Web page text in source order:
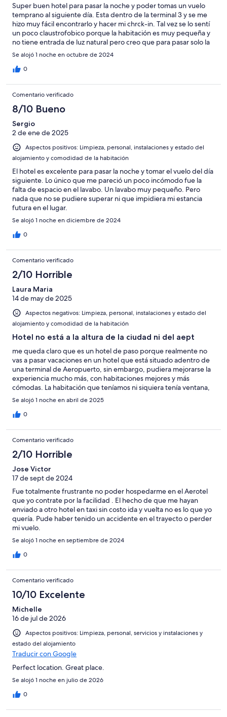
Super buen hotel para pasar la noche y poder tomas un vuelo
temprano al siguiente día. Esta dentro de la terminal 3 y se me
hizo muy fácil encontrarlo y hacer mi chrck-in. Tal vez se lo sentí
un poco claustrofobico porque la habitación es muy pequeña y
no tiene entrada de luz natural pero creo que para pasar solo la
noche estuvo bien.
Se alojó 1 noche en octubre de 2024
0
Comentario verificado
8/10 Bueno
Sergio
2 de ene de 2025
Aspectos positivos: Limpieza, personal, instalaciones y estado del
alojamiento y comodidad de la habitación
El hotel es excelente para pasar la noche y tomar el vuelo del día
siguiente. Lo único que me pareció un poco incómodo fue la
falta de espacio en el lavabo. Un lavabo muy pequeño. Pero
nada que no se pudiere superar ni que impidiera mi estancia
futura en el lugar.
Se alojó 1 noche en diciembre de 2024
0
Comentario verificado
2/10 Horrible
Laura Maria
14 de may de 2025
Aspectos negativos: Limpieza, personal, instalaciones y estado del
alojamiento y comodidad de la habitación
Hotel no está a la altura de la ciudad ni del aept
me queda claro que es un hotel de paso porque realmente no
vas a pasar vacaciones en un hotel que está situado adentro de
una terminal de Aeropuerto, sin embargo, pudiera mejorarse la
experiencia mucho más, con habitaciones mejores y más
cómodas. La habitación que teníamos ni siquiera tenía ventana,
el baño terrible muy reducido, me he quedado en otros hoteles
de otras cadenas, igual en en Aeropuerto y experiencias han
sido muy positiva, sin embargo, el hotel no está a la altura ni de
ventaja es su ubicación, está bastante caro para lo que es y
ofrece.
Se alojó 1 noche en abril de 2025
0
Comentario verificado
2/10 Horrible
Jose Victor
17 de sept de 2024
Fue totalmente frustrante no poder hospedarme en el Aerotel
que yo contrate por la facilidad . El hecho de que me hayan
enviado a otro hotel en taxi sin costo ida y vuelta no es lo que yo
quería. Pude haber tenido un accidente en el trayecto o perder
mi vuelo.
Se alojó 1 noche en septiembre de 2024
0
Comentario verificado
10/10 Excelente
Michelle
16 de jul de 2026
Aspectos positivos: Limpieza, personal, servicios y instalaciones y
estado del alojamiento
Traducir con Google
Perfect location. Great place.
Se alojó 1 noche en julio de 2026
0